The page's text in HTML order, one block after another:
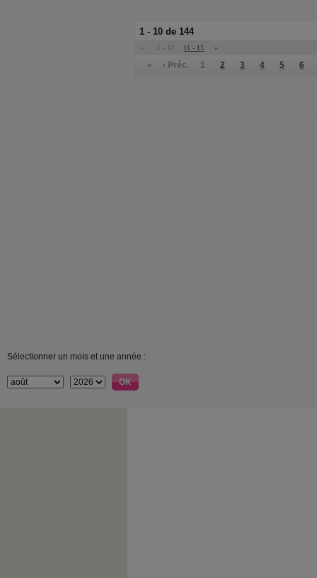
1 - 10 de 144
« 1 - 10 11 - 15 »
« ‹ Préc. 1 2 3 4 5 6
Sélectionner un mois et une année :